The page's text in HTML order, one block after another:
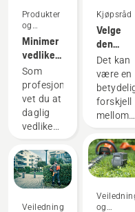
Produkter
og
innovasjoner
Minimer
vedlikehold
av
motorisert
utstyr
med
batteriverktøy
Som
profesjonell
vet du at
daglig
vedlikehold
motorer
er en av
de
tingene
Veiledninger
Kjøpsråd
Velge
den
beste
for
behovene
dine
Det kan
være en
forskjell
mellom
og den
beste
for ditt
og